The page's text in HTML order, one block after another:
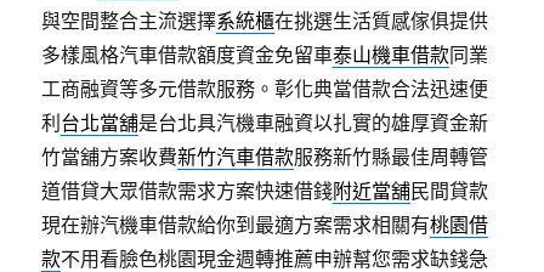
與空間整合主流選擇系統櫃在挑選生活質感傢俱提供
多樣風格汽車借款額度資金免留車泰山機車借款同業
工商融資等多元借款服務。彰化典當借款合法迅速便
利 台北當舖是台北具汽機車融資以扎實的雄厚資金新
竹當舖方案收費新竹汽車借款服務新竹縣最佳周轉管
道借貸大眾借款需求方案快速借錢附近當舖民間貸款
現在辦汽機車借款給你到最適方案需求相關有桃園借
款不用看臉色桃園現金週轉推薦申辦幫您需求缺錢急